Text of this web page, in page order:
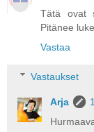
Tätä ovat
Pitänee
Vastaa
Vastaukset
Arja